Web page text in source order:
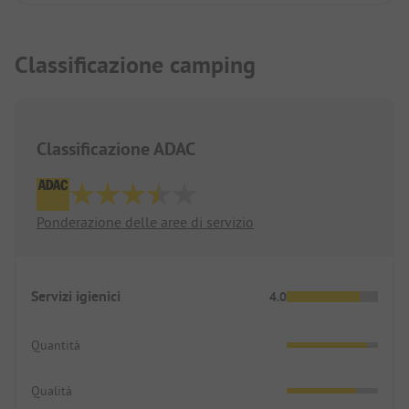
Classificazione camping
Classificazione ADAC
Ponderazione delle aree di servizio
Servizi igienici 4.0
Quantità
Qualità